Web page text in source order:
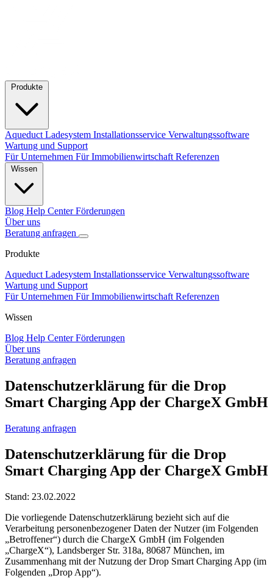
Aqueduct Ladesystem Installationsservice Verwaltungssoftware
Wartung und Support
Für Unternehmen Für Immobilienwirtschaft Referenzen
Blog Help CenterFörderungen
Über uns
Beratung anfragen
Produkte
Aqueduct Ladesystem Installationsservice Verwaltungssoftware
Wartung und Support
Für Unternehmen Für Immobilienwirtschaft Referenzen
Wissen
Blog Help CenterFörderungen
Über uns
Beratung anfragen
Datenschutzerklärung für die Drop
Smart Charging App der ChargeX GmbH
Beratung anfragen
Datenschutzerklärung für die Drop
Smart Charging App der ChargeX GmbH
Stand: 23.02.2022
Die vorliegende Datenschutzerklärung bezieht sich auf die
Verarbeitung personenbezogener Daten der Nutzer (im Folgenden
„Betroffener“) durch die ChargeX GmbH (im Folgenden
„ChargeX“), Landsberger Str. 318a, 80687 München, im
Zusammenhang mit der Nutzung der Drop Smart Charging App (im
Folgenden „Drop App“).